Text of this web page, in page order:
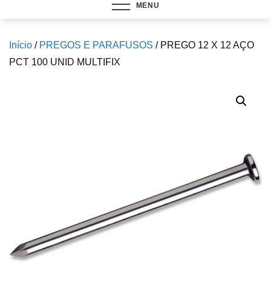
MENU
Início / PREGOS E PARAFUSOS / PREGO 12 X 12 AÇO
PCT 100 UNID MULTIFIX